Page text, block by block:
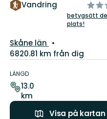
Vandring
av
5
betygsätt
plats!
Län:
Skåne län
6820.81 km från dig
om
leden
LÄNGD
13.0
km
Visa på kartan